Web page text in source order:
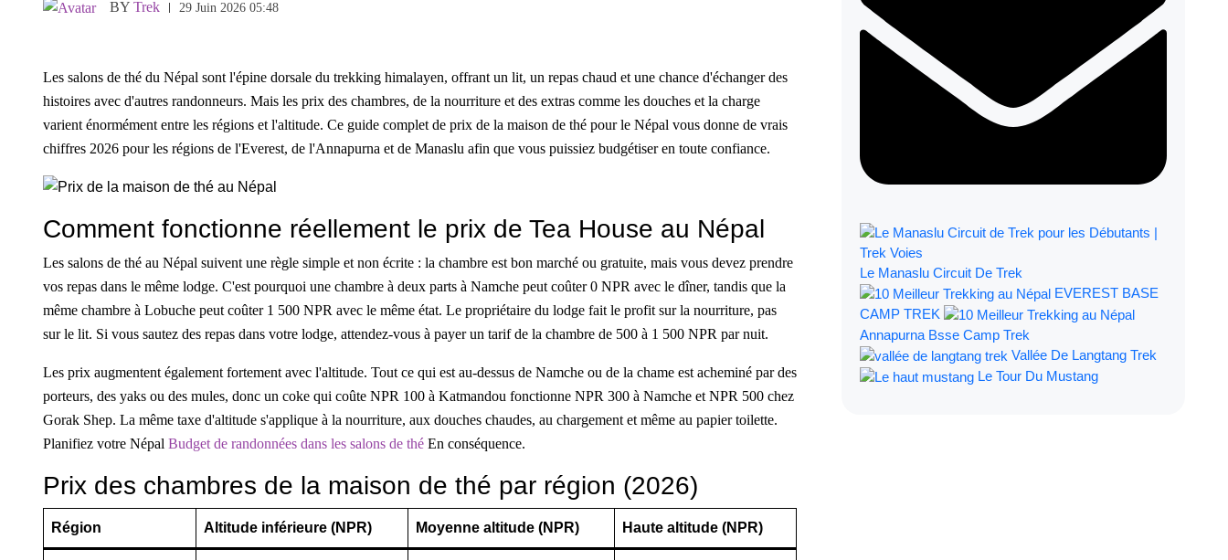
BY Trek 29 Juin 2026 05:48
Les salons de thé du Népal sont l'épine dorsale du trekking himalayen, offrant un lit, un repas chaud et une chance d'échanger des
histoires avec d'autres randonneurs. Mais les prix des chambres, de la nourriture et des extras comme les douches et la charge
varient énormément entre les régions et l'altitude. Ce guide complet de prix de la maison de thé pour le Népal vous donne de vrais
chiffres 2026 pour les régions de l'Everest, de l'Annapurna et de Manaslu afin que vous puissiez budgétiser en toute confiance.
Comment fonctionne réellement le prix de Tea House au Népal
Les salons de thé au Népal suivent une règle simple et non écrite : la chambre est bon marché ou gratuite, mais vous devez prendre
vos repas dans le même lodge. C'est pourquoi une chambre à deux parts à Namche peut coûter 0 NPR avec le dîner, tandis que la
même chambre à Lobuche peut coûter 1 500 NPR avec le même état. Le propriétaire du lodge fait le profit sur la nourriture, pas
sur le lit. Si vous sautez des repas dans votre lodge, attendez-vous à payer un tarif de la chambre de 500 à 1 500 NPR par nuit.
Les prix augmentent également fortement avec l'altitude. Tout ce qui est au-dessus de Namche ou de la chame est acheminé par des
porteurs, des yaks ou des mules, donc un coke qui coûte NPR 100 à Katmandou fonctionne NPR 300 à Namche et NPR 500 chez
Gorak Shep. La même taxe d'altitude s'applique à la nourriture, aux douches chaudes, au chargement et même au papier toilette.
Planifiez votre Népal Budget de randonnées dans les salons de thé En conséquence.
Prix des chambres de la maison de thé par région (2026)
Région Altitude inférieure (NPR) Moyenne altitude (NPR) Haute altitude (NPR)
Le Manaslu Circuit De Trek
EVEREST BASE
CAMP TREK
Annapurna Bsse Camp Trek
Vallée De Langtang Trek
Le Tour Du Mustang